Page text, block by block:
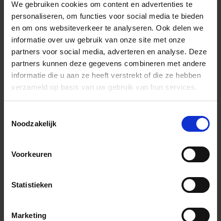
We gebruiken cookies om content en advertenties te
personaliseren, om functies voor social media te bieden
en om ons websiteverkeer te analyseren. Ook delen we
informatie over uw gebruik van onze site met onze
partners voor social media, adverteren en analyse. Deze
partners kunnen deze gegevens combineren met andere
informatie die u aan ze heeft verstrekt of die ze hebben
verzameld op basis van uw gebruik van hun services.
Noodzakelijk
Voorkeuren
Statistieken
Marketing
met de SIGMA TELE CONVERTER TC-1411 (1.4x) en TC-
2011 (2.0x). Met behulp van een teleconverter kan de
brandpuntsafstand worden vermenigvuldigd met 1.4x en
bovendien de SIGMA USB DOCK UD-11 worden gebruikt